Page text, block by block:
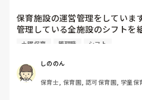
保育施設の運営管理をしています
管理している全施設のシフトを
曜保育だけは入れる方が少なく
て入職しているはずですが、い
出勤が出来ない方ばかりです。
土曜保育 管理職 シフト
しののん
保育士, 保育園, 認可保育園, 学童保